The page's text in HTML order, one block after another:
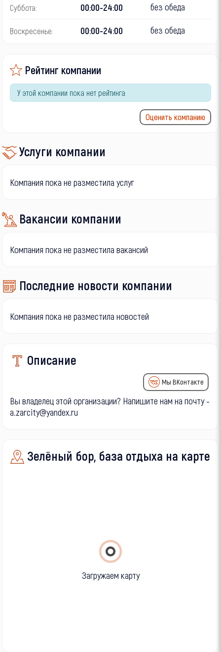
Суббота: 00:00-24:00 без обеда
Воскресенье: 00:00-24:00 без обеда
Рейтинг компании
У этой компании пока нет рейтинга
Оценить компанию
Услуги компании
Компания пока не разместила услуг
Вакансии компании
Компания пока не разместила вакансий
Последние новости компании
Компания пока не разместила новостей
Описание
Мы ВКонтакте
Вы владелец этой организации? Напишите нам на почту -
a.zarcity@yandex.ru
Зелёный бор, база отдыха на карте
Загружаем карту